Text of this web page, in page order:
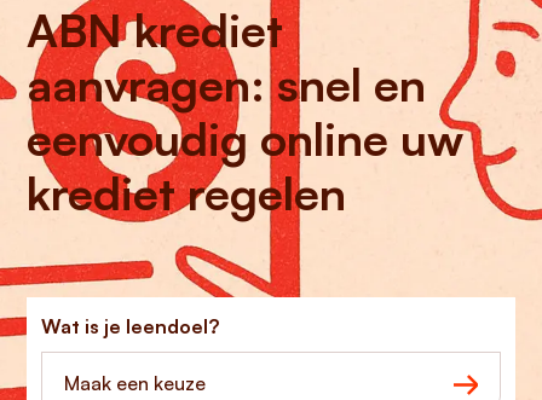
ABN krediet
aanvragen: snel en
eenvoudig online uw
krediet regelen
Wat is je leendoel?
Maak een keuze